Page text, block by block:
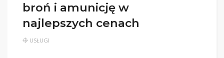
broń i amunicję w
najlepszych cenach
USŁUGI